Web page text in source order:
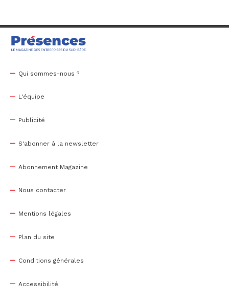
Qui sommes-nous ?
L'équipe
Publicité
S'abonner à la newsletter
Abonnement Magazine
Nous contacter
Mentions légales
Plan du site
Conditions générales
Accessibilité